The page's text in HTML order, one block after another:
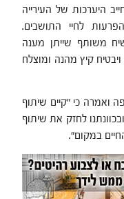
היערכות של העירייה
לחיי התושבים.
משותף שייתן מענה
קיץ מהנה ומוצלח
ואמרה כי "קיים שיתוף
לחזק את שיתוף
במקום".